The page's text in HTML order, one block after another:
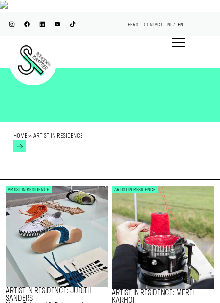
PERS CONTACT NL EN
HOME» ARTIST IN RESIDENCE
ARTIST IN RESIDENCE
ARTIST IN RESIDENCE: JUDITH
SANDERS
ARTIST IN RESIDENCE
ARTIST IN RESIDENCE: MEREL
KARHOF